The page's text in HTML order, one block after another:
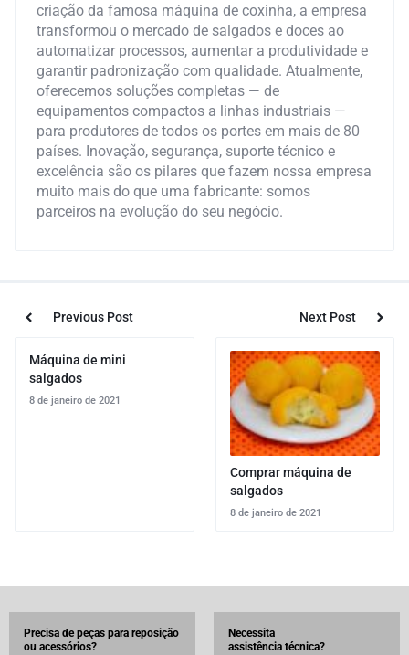
criação da famosa máquina de coxinha, a empresa
transformou o mercado de salgados e doces ao
automatizar processos, aumentar a produtividade e
garantir padronização com qualidade. Atualmente,
oferecemos soluções completas — de
equipamentos compactos a linhas industriais —
para produtores de todos os portes em mais de 80
países. Inovação, segurança, suporte técnico e
excelência são os pilares que fazem nossa empresa
muito mais do que uma fabricante: somos
parceiros na evolução do seu negócio.
Previous Post Next Post
Máquina de mini
salgados
8 de janeiro de 2021
Comprar máquina de
salgados
8 de janeiro de 2021
Precisa de peças para reposição
ou acessórios?
Necessita
assistência técnica?